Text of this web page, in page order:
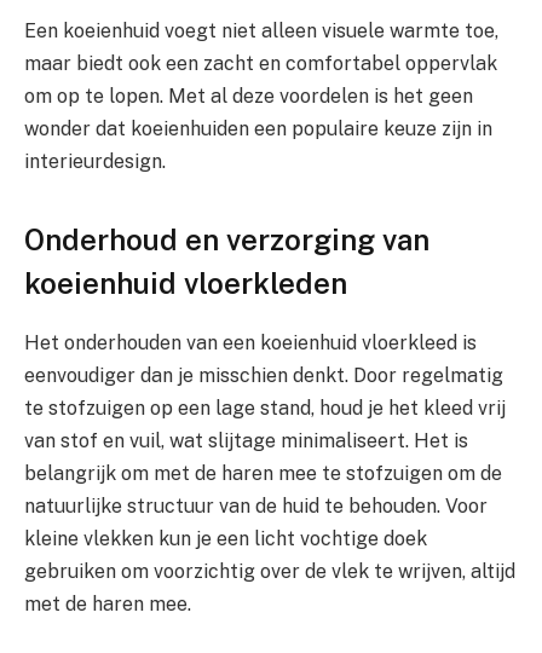
Een koeienhuid voegt niet alleen visuele warmte toe,
maar biedt ook een zacht en comfortabel oppervlak
om op te lopen. Met al deze voordelen is het geen
wonder dat koeienhuiden een populaire keuze zijn in
interieurdesign.
Onderhoud en verzorging van
koeienhuid vloerkleden
Het onderhouden van een koeienhuid vloerkleed is
eenvoudiger dan je misschien denkt. Door regelmatig
te stofzuigen op een lage stand, houd je het kleed vrij
van stof en vuil, wat slijtage minimaliseert. Het is
belangrijk om met de haren mee te stofzuigen om de
natuurlijke structuur van de huid te behouden. Voor
kleine vlekken kun je een licht vochtige doek
gebruiken om voorzichtig over de vlek te wrijven, altijd
met de haren mee.